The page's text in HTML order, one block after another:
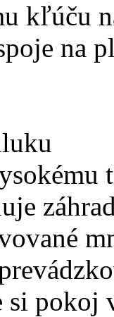
kľúču
na
si